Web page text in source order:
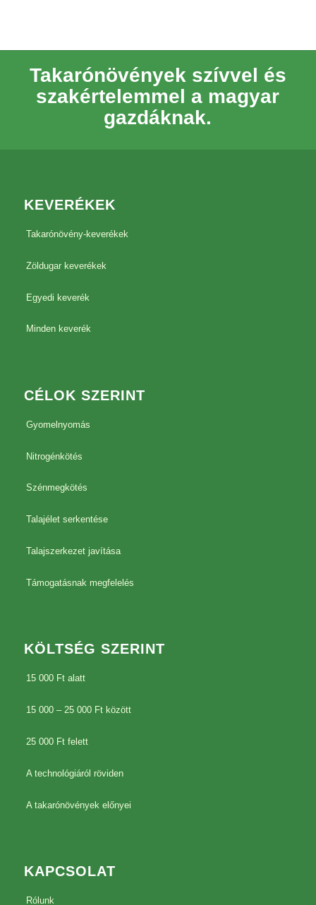
Takarónövények szívvel és
szakértelemmel a magyar
gazdáknak.
KEVERÉKEK
Takarónövény-keverékek
Zöldugar keverékek
Egyedi keverék
Minden keverék
CÉLOK SZERINT
Gyomelnyomás
Nitrogénkötés
Szénmegkötés
Talajélet serkentése
Talajszerkezet javítása
Támogatásnak megfelelés
KÖLTSÉG SZERINT
15 000 Ft alatt
15 000 – 25 000 Ft között
25 000 Ft felett
A technológiáról röviden
A takarónövények előnyei
KAPCSOLAT
Rólunk